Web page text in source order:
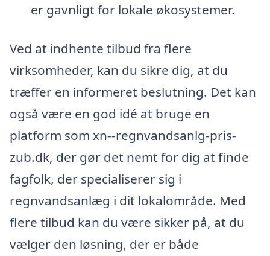
er gavnligt for lokale økosystemer.
Ved at indhente tilbud fra flere
virksomheder, kan du sikre dig, at du
træffer en informeret beslutning. Det kan
også være en god idé at bruge en
platform som xn--regnvandsanlg-pris-
zub.dk, der gør det nemt for dig at finde
fagfolk, der specialiserer sig i
regnvandsanlæg i dit lokalområde. Med
flere tilbud kan du være sikker på, at du
vælger den løsning, der er både